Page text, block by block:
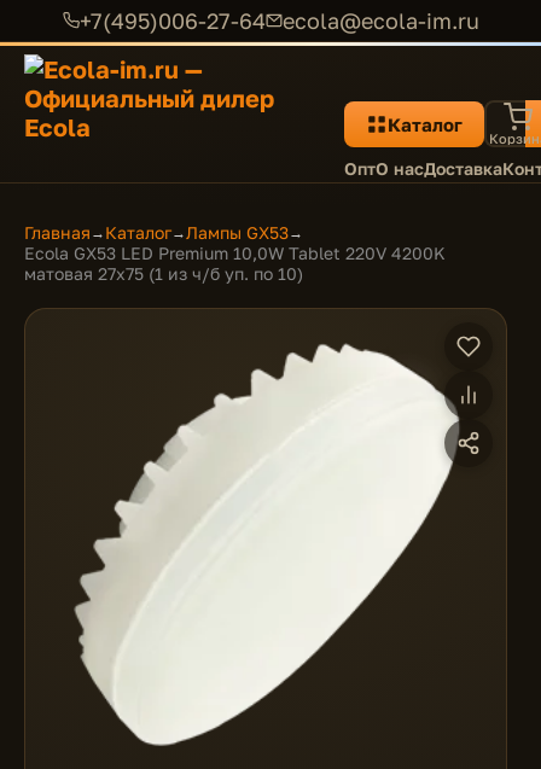
+7(495)006-27-64 ecola@ecola-im.ru
Каталог
ОптО насДоставка
Главная → Каталог→Лампы GX53→
Ecola GX53 LED Premium 10,0W Tablet 220V 4200K
матовая 27x75 (1 из ч/б уп. по 10)